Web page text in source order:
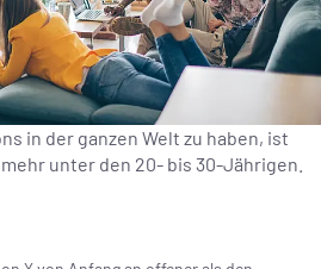
in der ganzen Welt zu haben, ist
unter den 20- bis 30-Jährigen.